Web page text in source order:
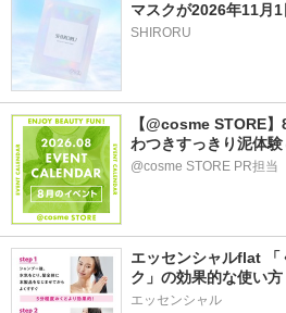
マスクが2026年11月1
SHIRORU
【@cosme STORE
わつきすっきり泥体
@cosme STORE PR担当
エッセンシャルflat 「
ク」の効果的な使い方
エッセンシャル